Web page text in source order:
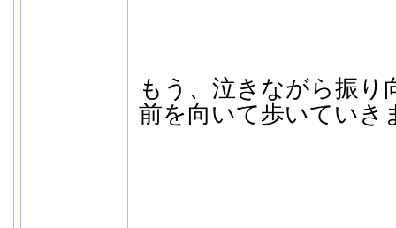
もう、泣きながら振り
前を向いて歩いていき